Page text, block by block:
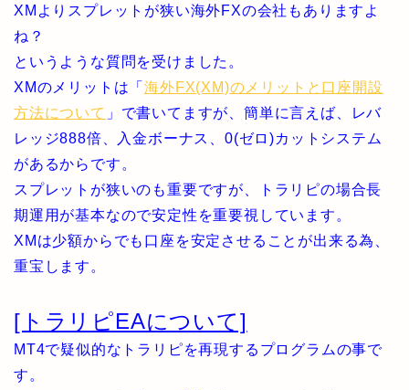
XMよりスプレットが狭い海外FXの会社もありますよ
ね？
というような質問を受けました。
XMのメリットは「海外FX(XM)のメリットと口座開設
方法について 」で書いてますが、簡単に言えば、レバ
レッジ888倍、入金ボーナス、0(ゼロ)カットシステム
があるからです。
スプレットが狭いのも重要ですが、トラリピの場合長
期運用が基本なので安定性を重要視しています。
XMは少額からでも口座を安定させることが出来る為、
重宝します。
[トラリピEAについて]
MT4で疑似的なトラリピを再現するプログラムの事で
す。